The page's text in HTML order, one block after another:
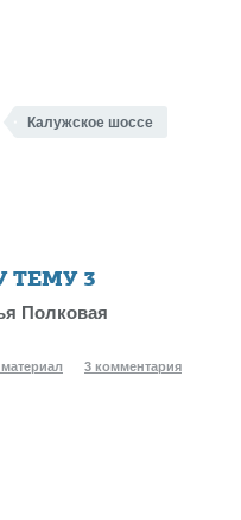
Калужское шоссе
ТЕМУ 3
Полковая
материал 3 комментария